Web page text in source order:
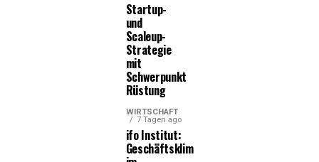
Startup-
und
Scaleup-
Strategie
mit
Schwerpunkt
Rüstung
WIRTSCHAFT
7 Tagen ago
ifo Institut:
Geschäftsklima